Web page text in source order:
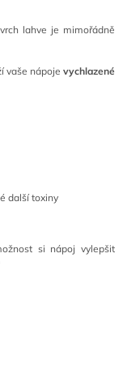
lahve je mimořádně
vaše nápoje vychlazené
další toxiny
si nápoj vylepšit